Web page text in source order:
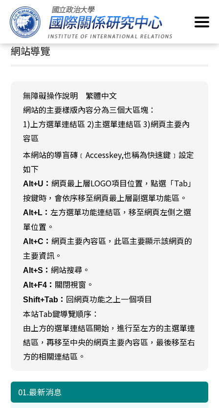
到
主
要
內
首頁/ 網站導覽
網站導覽
無障礙操作說明 繁體中文
網站的主要樣版內容分為三個大區塊：
1)上方選單連結區 2)主選單連結區 3)網頁主要內
容區
本網站的導盲磚﹝Accesskey,也稱為快速鍵﹞設定
如下
Alt+U：網頁最上層LOGO項目位置，點選「Tab」
按鍵時，會依序移至網頁最上層副選單功能區。
Alt+L：左方選單功能連結區，移至網頁左側之選
單位置。
Alt+C：網頁主要內容區，此區主要顯示該網頁的
主要資訊。
Alt+S：網站搜尋。
Alt+F4： 關閉視窗。
Shift+Tab： 回網頁功能之上一個項目
本站Tab鍵導覽順序：
由上方的選單連結區開始，進行至左方的主選單連
結區，再移至中央的網頁主要內容區，最後移至右
方的相關連結區。
01.最新消息